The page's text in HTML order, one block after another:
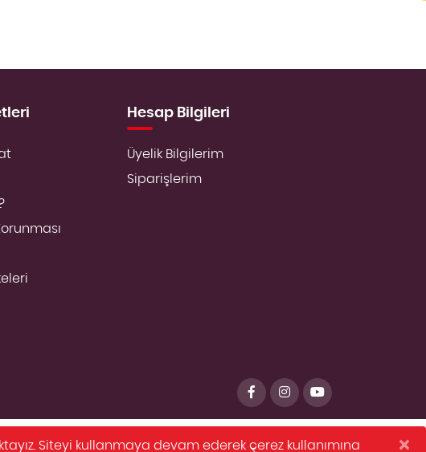
Hesap Bilgileri
Üyelik Bilgilerim
Siparişlerim
×
Siteyi kullanmaya devam ederek çerez kullanımına